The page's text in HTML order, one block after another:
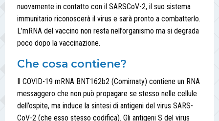
nuovamente in contatto con il SARSCoV-2, il suo sistema
immunitario riconoscerà il virus e sarà pronto a combatterlo.
L’mRNA del vaccino non resta nell’organismo ma si degrada
poco dopo la vaccinazione.
Che cosa contiene?
Il COVID-19 mRNA BNT162b2 (Comirnaty) contiene un RNA
messaggero che non può propagare se stesso nelle cellule
dell’ospite, ma induce la sintesi di antigeni del virus SARS-
CoV-2 (che esso stesso codifica). Gli antigeni S del virus